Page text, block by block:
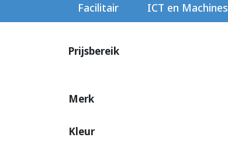
Facilitair ICT en Machines
Prijsbereik
Merk
Kleur